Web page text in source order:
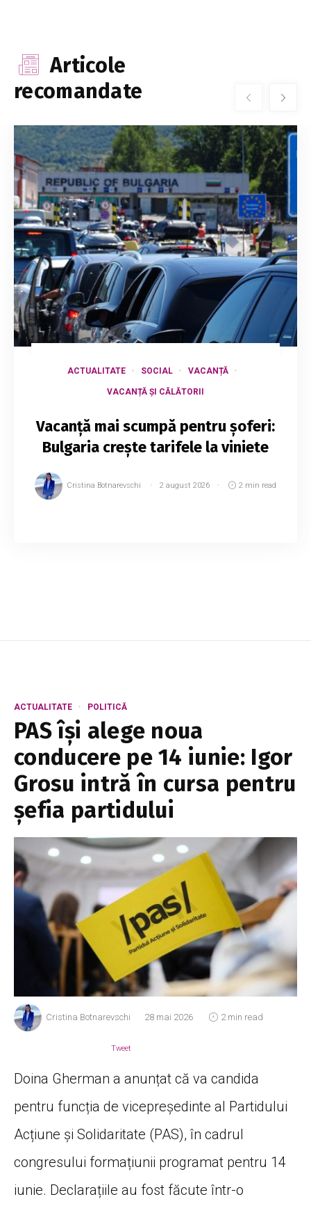
Articole
recomandate
ACTUALITATE SOCIAL VACANȚĂ
VACANȚĂ ȘI CĂLĂTORII
Vacanță mai scumpă pentru șoferi:
Bulgaria crește tarifele la viniete
Cristina Botnarevschi 2 august 2026 2 min read
ACTUALITATE POLITICĂ
PAS își alege noua
conducere pe 14 iunie: Igor
Grosu intră în cursa pentru
șefia partidului
Cristina Botnarevschi 28 mai 2026 2 min read
Tweet
Doina Gherman a anunțat că va candida
pentru funcția de vicepreședinte al Partidului
Acțiune și Solidaritate (PAS), în cadrul
congresului formațiunii programat pentru 14
iunie. Declarațiile au fost făcute într-o